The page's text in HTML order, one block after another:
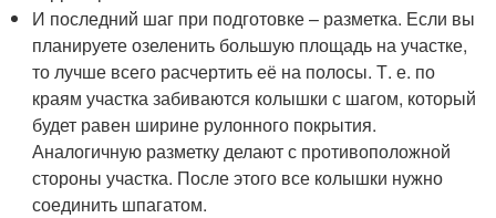
И последний шаг при подготовке – разметка. Если вы
планируете озеленить большую площадь на участке,
то лучше всего расчертить её на полосы. Т. е. по
краям участка забиваются колышки с шагом, который
будет равен ширине рулонного покрытия.
Аналогичную разметку делают с противоположной
стороны участка. После этого все колышки нужно
соединить шпагатом.